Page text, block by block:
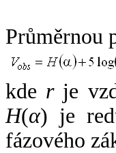
Průměrnou
kde rje
H(α) je
fázového